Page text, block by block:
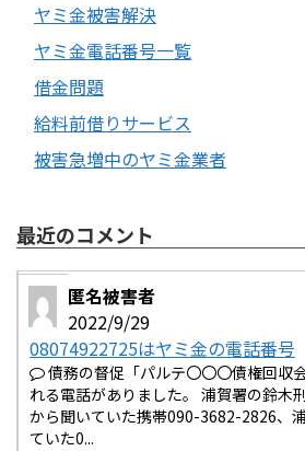
ヤミ金被害解決
ヤミ金電話番号一覧
借金問題
給料前借りサービス
被害急増中のヤミ金業者
最近のコメント
匿名被害者
2022/9/29
08074922725はヤミ金の電話番号
債務の督促「パルテ〇〇〇債権回収
れる電話がありました。 浦賀署の鈴木
から聞いていた携帯090-3682-2826、
ていた0...